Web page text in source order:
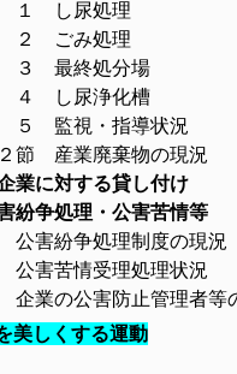
処理
処理
終処分
浄化槽
・指導状況
業廃棄物の現況
業に対する貸し付け
紛争処理・公害苦情等
公害紛争処理制度の現況
苦情受理処理状況
の公害防止管理者等
しくする運動